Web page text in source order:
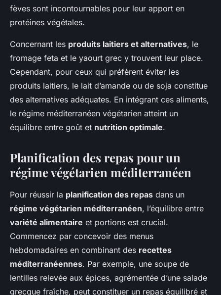
fèves sont incontournables pour leur apport en
protéines végétales.
Concernant les produits laitiers et alternatives, le
fromage feta et le yaourt grec y trouvent leur place.
Cependant, pour ceux qui préfèrent éviter les
produits laitiers, le lait d’amande ou de soja constitue
des alternatives adéquates. En intégrant ces aliments,
le régime méditerranéen végétarien atteint un
équilibre entre goût et nutrition optimale.
Planification des repas pour un
régime végétarien méditerranéen
Pour réussir la planification des repas dans un
régime végétarien méditerranéen, l’équilibre entre
variété alimentaire et portions est crucial.
Commencez par concevoir des menus
hebdomadaires en combinant des recettes
méditerranéennes. Par exemple, une soupe de
lentilles relevée aux épices, agrémentée d’une salade
grecque fraîche, peut constituer un repas équilibré et